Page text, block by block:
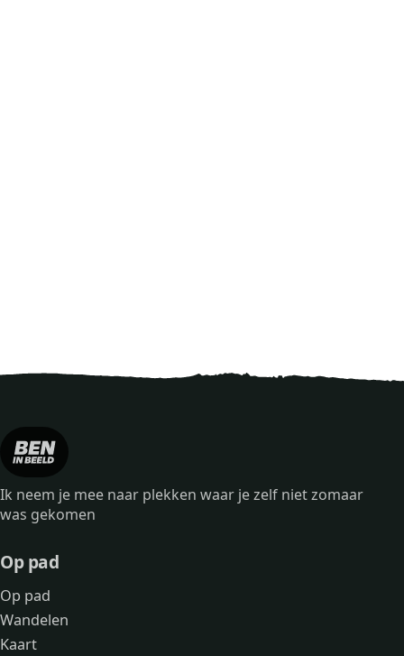
Ik neem je mee naar plekken waar je zelf niet zomaar
was gekomen
Op pad
Op pad
Wandelen
Kaart